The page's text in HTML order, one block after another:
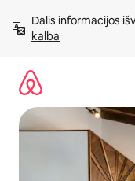
prie
turinio
Dalis informacijos
kalba